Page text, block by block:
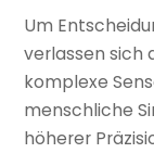
Um
verlassen sich
komplexe
menschliche
höherer